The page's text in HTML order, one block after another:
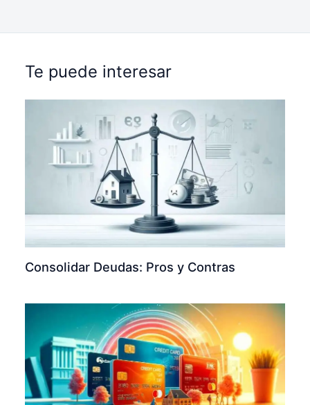
Te puede interesar
Consolidar Deudas: Pros y Contras